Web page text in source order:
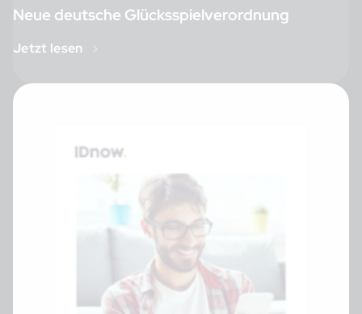
Neue deutsche Glücksspielverordnung
Jetzt lesen